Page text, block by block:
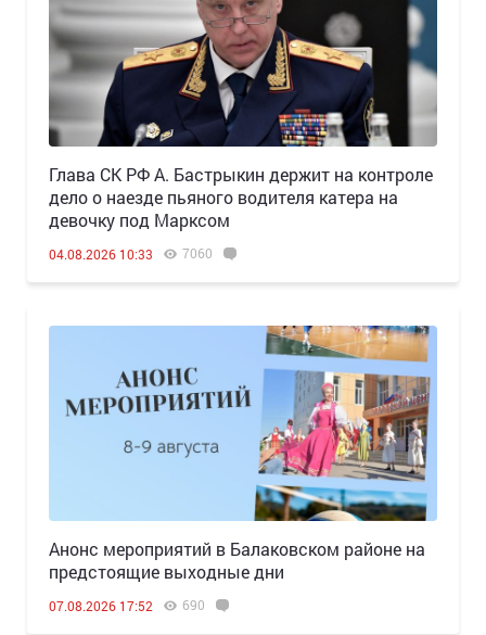
Глава СК РФ А. Бастрыкин держит на контроле
дело о наезде пьяного водителя катера на
девочку под Марксом
04.08.2026 10:33 7060
Анонс мероприятий в Балаковском районе на
предстоящие выходные дни
07.08.2026 17:52 690